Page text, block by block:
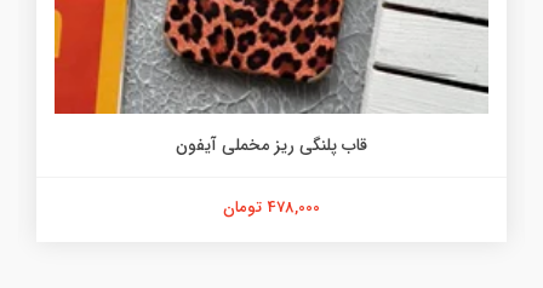
قاب پلنگی ریز مخملی آیفون
478,000 تومان